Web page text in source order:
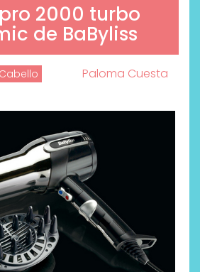
2000 turbo
de BaByliss
Cabello Paloma Cuesta